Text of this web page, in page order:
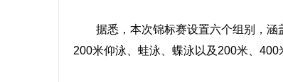
据悉，本次锦标赛设置六个组别，涵
200米仰泳、蛙泳、蝶泳以及200米、